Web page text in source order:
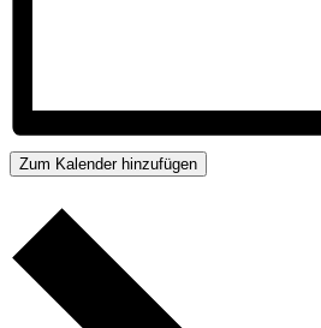
Zum Kalender hinzufügen